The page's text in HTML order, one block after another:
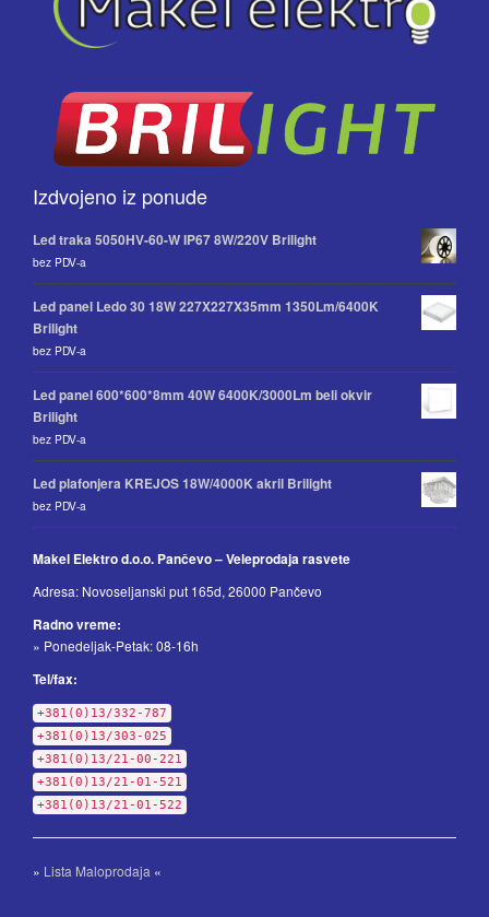
Izdvojeno iz ponude
Led traka 5050HV-60-W IP67 8W/220V Brilight
bez PDV-a
Led panel Ledo 30 18W 227X227X35mm 1350Lm/6400K
Brilight
bez PDV-a
Led panel 600*600*8mm 40W 6400K/3000Lm beli okvir
Brilight
bez PDV-a
Led plafonjera KREJOS 18W/4000K akril Brilight
bez PDV-a
Makel Elektro d.o.o. Pančevo – Veleprodaja rasvete
Adresa: Novoseljanski put 165d, 26000 Pančevo
Radno vreme:
» Ponedeljak-Petak: 08-16h
Tel/fax:
+381(0)13/332-787
+381(0)13/303-025
+381(0)13/21-00-221
+381(0)13/21-01-521
+381(0)13/21-01-522
» Lista Maloprodaja «